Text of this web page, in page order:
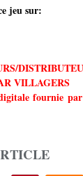
jeu sur:
VILLAGERS
fournie